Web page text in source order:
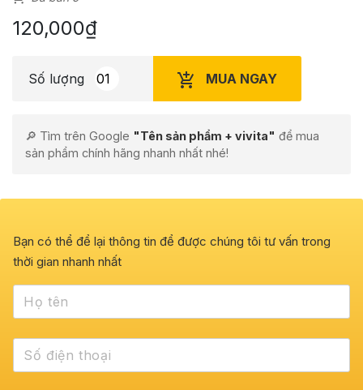
120,000₫
Số lượng MUA NGAY
🔎 Tìm trên Google "Tên sản phẩm + vivita" để mua
sản phẩm chính hãng nhanh nhất nhé!
Bạn có thể để lại thông tin để được chúng tôi tư vấn trong
thời gian nhanh nhất